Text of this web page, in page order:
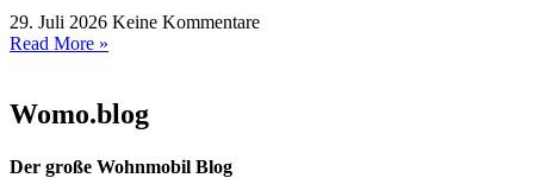
29. Juli 2026 Keine Kommentare
Read More »
Womo.blog
Der große Wohnmobil Blog​